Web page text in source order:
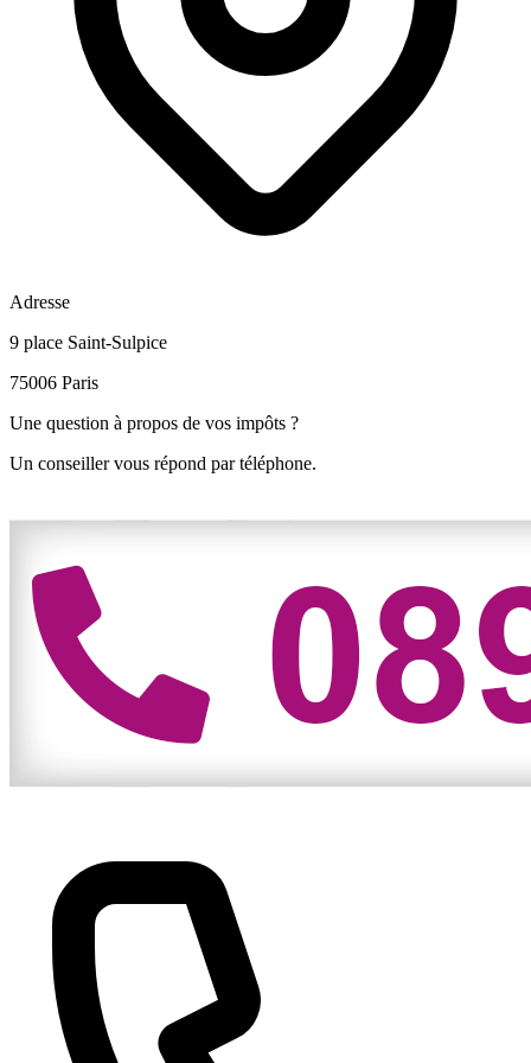
Adresse
9 place Saint-Sulpice
75006 Paris
Une question à propos de vos impôts ?
Un conseiller vous répond par téléphone.